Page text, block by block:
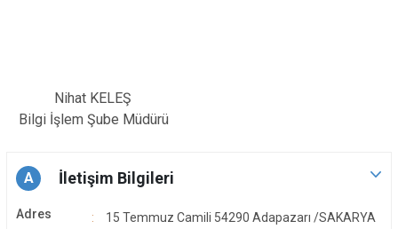
Nihat KELEŞ
Bilgi İşlem Şube Müdürü
A İletişim Bilgileri
Adres
15 Temmuz Camili 54290 Adapazarı /SAKARYA